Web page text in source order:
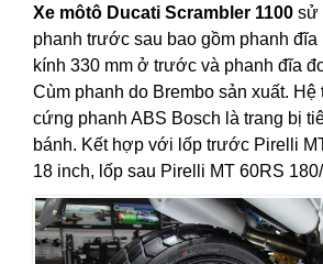
Xe môtô Ducati Scrambler 1100 sử
phanh trước sau bao gồm phanh
kính 330 mm ở trước và phanh đĩa
Cùm phanh do Brembo sản xuất. Hệ
cứng phanh ABS Bosch là trang bị
bánh. Kết hợp với lốp trước Pirelli
18 inch, lốp sau Pirelli MT 60RS